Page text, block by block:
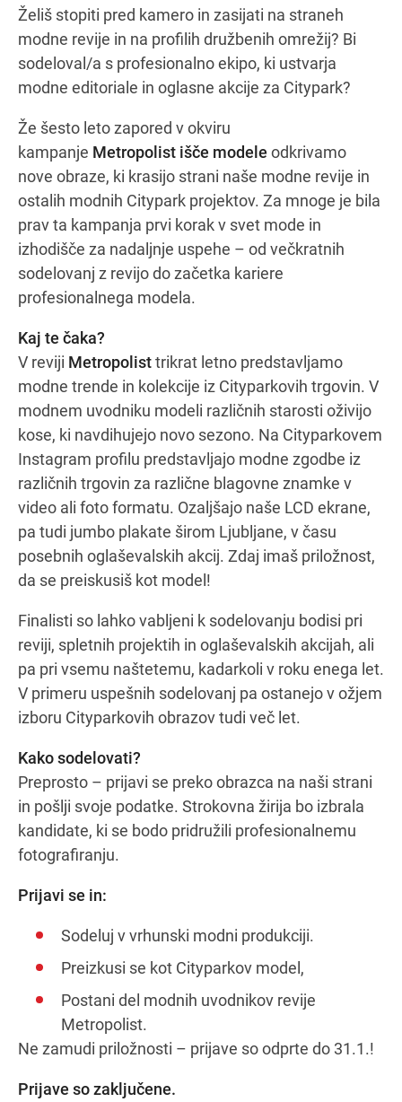
Navodila za pot
Želiš stopiti pred kamero in zasijati na straneh
modne revije in na profilih družbenih omrežij? Bi
sodeloval/a s profesionalno ekipo, ki ustvarja
modne editoriale in oglasne akcije za Citypark?
Že šesto leto zapored v okviru
kampanje Metropolist išče modele odkrivamo
nove obraze, ki krasijo strani naše modne revije in
ostalih modnih Citypark projektov. Za mnoge je bila
prav ta kampanja prvi korak v svet mode in
izhodišče za nadaljnje uspehe – od večkratnih
sodelovanj z revijo do začetka kariere
profesionalnega modela.
Kaj te čaka?
V reviji Metropolisttrikrat letno predstavljamo
modne trende in kolekcije iz Cityparkovih trgovin. V
modnem uvodniku modeli različnih starosti oživijo
kose, ki navdihujejo novo sezono. Na Cityparkovem
Instagram profilu predstavljajo modne zgodbe iz
različnih trgovin za različne blagovne znamke v
video ali foto formatu. Ozaljšajo naše LCD ekrane,
pa tudi jumbo plakate širom Ljubljane, v času
posebnih oglaševalskih akcij. Zdaj imaš priložnost,
da se preiskusiš kot model!
Finalisti so lahko vabljeni k sodelovanju bodisi pri
reviji, spletnih projektih in oglaševalskih akcijah, ali
pa pri vsemu naštetemu, kadarkoli v roku enega let.
V primeru uspešnih sodelovanj pa ostanejo v ožjem
izboru Cityparkovih obrazov tudi več let.
Kako sodelovati?
Preprosto – prijavi se preko obrazca na naši strani
in pošlji svoje podatke. Strokovna žirija bo izbrala
kandidate, ki se bodo pridružili profesionalnemu
fotografiranju.
Prijavi se in:
Sodeluj v vrhunski modni produkciji.
Preizkusi se kot Cityparkov model,
Postani del modnih uvodnikov revije
Metropolist.
Ne zamudi priložnosti – prijave so odprte do 31.1.!
Prijave so zaključene.